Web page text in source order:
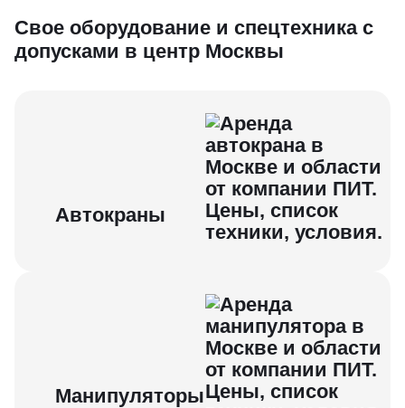
Свое об орудование и спецтехника с
допусками в центр Москвы
Автокраны
Манипуляторы